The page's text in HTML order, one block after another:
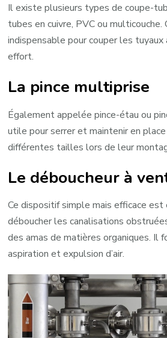
Il existe plusieurs types de coupe-
tubes en cuivre, PVC ou
indispensable pour couper les tuyaux
effort.
La pince multiprise
Également appelée pince-étau ou
utile pour serrer et maintenir en
différentes tailles lors de leur
Le déboucheur à
Ce dispositif simple mais efficace
déboucher les canalisations
des amas de matières organiques. Il
aspiration et expulsion d’air.